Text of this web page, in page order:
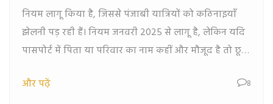
नियम लागू किया है, जिससे पंजाबी यात्रियों को कठिनाइयाँ
झेलनी पड़ रही हैं। नियम जनवरी 2025 से लागू है, लेकिन यदि
पासपोर्ट में पिता या परिवार का नाम कहीं और मौजूद है तो छूट
रहिवासी व रोजगार वीज़ा धारकों को नहीं प्रभावित करती। कई
और पढ़ें 8